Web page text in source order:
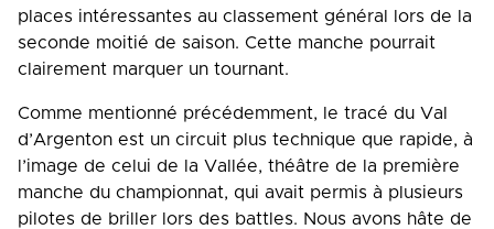
places intéressantes au classement général lors de la
seconde moitié de saison. Cette manche pourrait
clairement marquer un tournant.
Comme mentionné précédemment, le tracé du Val
d’Argenton est un circuit plus technique que rapide, à
l’image de celui de la Vallée, théâtre de la première
manche du championnat, qui avait permis à plusieurs
pilotes de briller lors des battles. Nous avons hâte de